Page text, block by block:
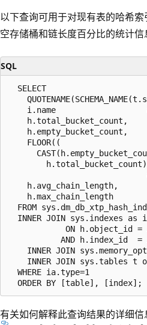
以下查询可用于对现有表的哈希
空存储桶和链长度百分比的统计信
SQL
  SELECT
i.name
    h.total_bucket_count,
    h.empty_bucket_count,
    FLOOR((
    h.avg_chain_length,
    h.max_chain_length
FROM
INNER JOIN sys.indexes as
ON h.object_id
AND h.index_id
INNER JOIN
INNER JOIN sys.tables t
  WHERE ia.type=1
有关如何解释此查询结果的详细信